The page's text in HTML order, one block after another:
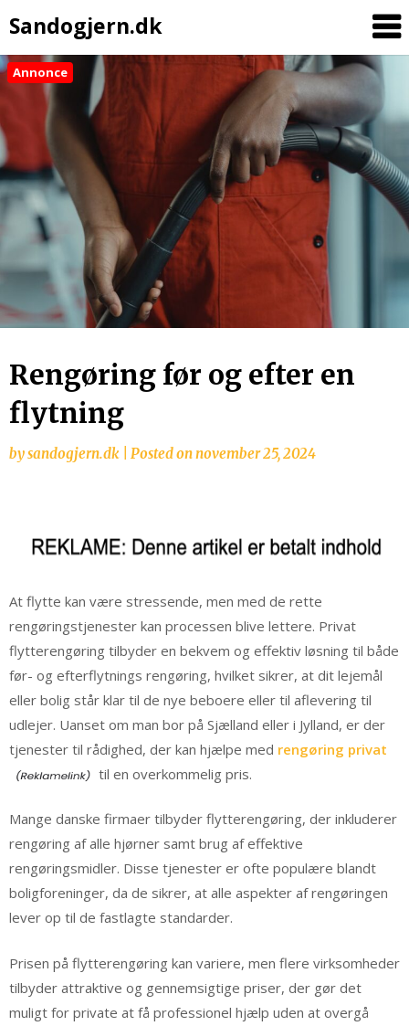
Sandogjern.dk
content
Annonce
Rengøring før og efter en
flytning
bysandogjern.dk Posted onnovember 25, 2024
At flytte kan være stressende, men med de rette
rengøringstjenester kan processen blive lettere. Privat
flytterengøring tilbyder en bekvem og effektiv løsning til både
før- og efterflytnings rengøring, hvilket sikrer, at dit lejemål
eller bolig står klar til de nye beboere eller til aflevering til
udlejer. Uanset om man bor på Sjælland eller i Jylland, er der
tjenester til rådighed, der kan hjælpe med rengøring privat
til en overkommelig pris.
Mange danske firmaer tilbyder flytterengøring, der inkluderer
rengøring af alle hjørner samt brug af effektive
rengøringsmidler. Disse tjenester er ofte populære blandt
boligforeninger, da de sikrer, at alle aspekter af rengøringen
lever op til de fastlagte standarder.
Prisen på flytterengøring kan variere, men flere virksomheder
tilbyder attraktive og gennemsigtige priser, der gør det
muligt for private at få professionel hjælp uden at overgå